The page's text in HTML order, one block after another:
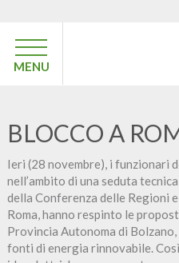
MENU
BLOCCO A
Ieri (28 novembre), i funzionari
nell’ambito di una seduta
della Conferenza delle Regioni
Roma, hanno respinto le
Provincia Autonoma di
fonti di energia rinnovabile.